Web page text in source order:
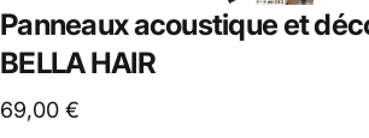
Panneauxacoustiqueet
BELLAHAIR
69,00 €